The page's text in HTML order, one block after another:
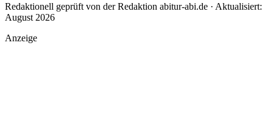
Redaktionell geprüft von der Redaktion abitur-abi.de · Aktualisiert:
August 2026
Anzeige